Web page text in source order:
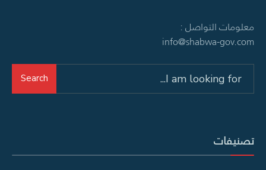
معلومات التواصل :
info@shabwa-gov.com
Search
تصنيفات